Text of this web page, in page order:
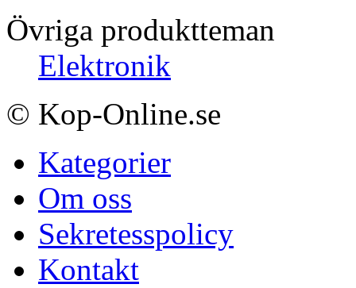
Övriga produktteman
Elektronik
© Kop-Online.se
Kategorier
Om oss
Sekretesspolicy
Kontakt